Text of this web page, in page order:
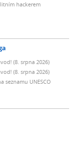
hackerem
(8. srpna 2026)
(8. srpna 2026)
seznamu UNESCO